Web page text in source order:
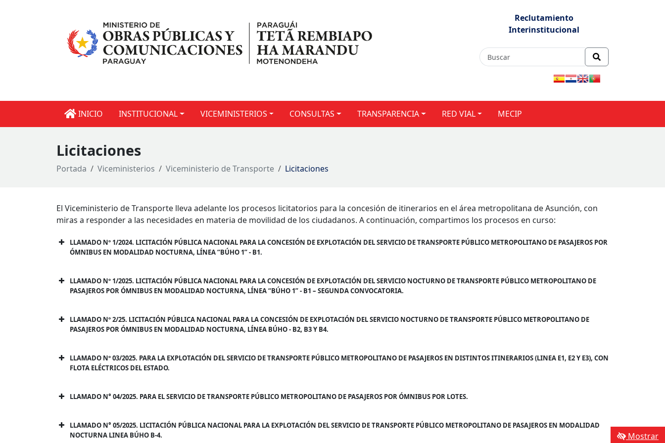
Reclutamiento
Interinstitucional
INICIO INSTITUCIONAL VICEMINISTERIOS CONSULTAS TRANSPARENCIA RED VIAL MECIP
Mostrar
Licitaciones
Portada Viceministerios Viceministerio de Transporte Licitaciones
El Viceministerio de Transporte lleva adelante los procesos licitatorios para la concesión de itinerarios en el área metropolitana de Asunción, con
miras a responder a las necesidades en materia de movilidad de los ciudadanos. A continuación, compartimos los procesos en curso:
LLAMADO Nº 1/2024. LICITACIÓN PÚBLICA NACIONAL PARA LA CONCESIÓN DE EXPLOTACIÓN DEL SERVICIO DE TRANSPORTE PÚBLICO METROPOLITANO DE PASAJEROS POR
ÓMNIBUS EN MODALIDAD NOCTURNA, LÍNEA “BÚHO 1” - B1.
RESOLUCION GVMT Nº 102-2024 – SE AUTORIZA PBC Y LLAMADO
ACTA DE APERTURA – TRANSPORTE NOCTURNO BÚHO 1
LLAMADO Nº 1/2025. LICITACIÓN PÚBLICA NACIONAL PARA LA CONCESIÓN DE EXPLOTACIÓN DEL SERVICIO NOCTURNO DE TRANSPORTE PÚBLICO METROPOLITANO DE
PASAJEROS POR ÓMNIBUS EN MODALIDAD NOCTURNA, LÍNEA “BÚHO 1” - B1 – SEGUNDA CONVOCATORIA.
RESOLUCION GVMT Nº 02-2025 – LLAMADO BUHO – SEGUNDA CONVOCATORIA
LLAMADO Nº 2/25. LICITACIÓN PÚBLICA NACIONAL PARA LA CONCESIÓN DE EXPLOTACIÓN DEL SERVICIO NOCTURNO DE TRANSPORTE PÚBLICO METROPOLITANO DE
PASAJEROS POR ÓMNIBUS EN MODALIDAD NOCTURNA, LÍNEA BÚHO - B2, B3 Y B4.
Resolución GVMT N° 53-2025_B2, B3 y B4
Datos Geográficos de los Itinerarios
Circular Aclaratoria N
Adenda Nº 2
Acta de Apertura
LLAMADO Nº 03/2025. PARA LA EXPLOTACIÓN DEL SERVICIO DE TRANSPORTE PÚBLICO METROPOLITANO DE PASAJEROS EN DISTINTOS ITINERARIOS (LINEA E1, E2 Y E3), CON
FLOTA ELÉCTRICOS DEL ESTADO.
Resolución GVMT N° 55
Circular Aclaratoria Nº 1
LLAMADO N° 04/2025. PARA EL SERVICIO DE TRANSPORTE PÚBLICO METROPOLITANO DE PASAJEROS POR ÓMNIBUS POR LOTES.
PBC Formularios
Resolución Nº 74
LLAMADO N° 05/2025. LICITACIÓN PÚBLICA NACIONAL PARA LA EXPLOTACIÓN DEL SERVICIO DE TRANSPORTE PÚBLICO METROPOLITANO DE PASAJEROS EN MODALIDAD
NOCTURNA LINEA BÚHO B-4.